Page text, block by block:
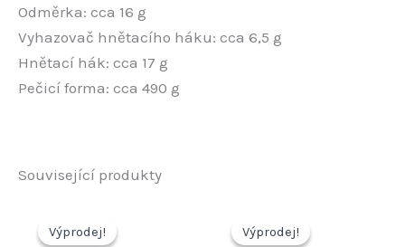
Odměrka: cca 16 g
Vyhazovač hnětacího háku: cca 6,5 g
Hnětací hák: cca 17 g
Pečicí forma: cca 490 g
Související produkty
Výprodej!
Výprodej! Výprodej!
Výprodej!